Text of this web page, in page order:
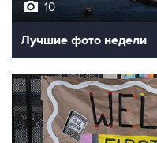
10
Лучшие фото недели